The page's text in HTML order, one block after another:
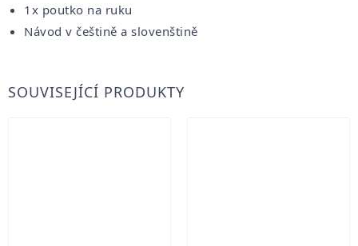
1x poutko na ruku
Návod v češtině a slovenštině
SOUVISEJÍCÍ PRODUKTY